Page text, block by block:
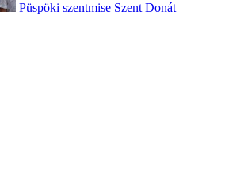
Püspöki szentmise Szent Donát